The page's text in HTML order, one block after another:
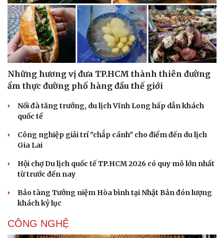
Những hương vị đưa TP.HCM thành thiên đường
ẩm thực đường phố hàng đầu thế giới
Nối đà tăng trưởng, du lịch Vĩnh Long hấp dẫn khách
quốc tế
Công nghiệp giải trí "chắp cánh" cho điểm đến du lịch
Gia Lai
Hội chợ Du lịch quốc tế TP.HCM 2026 có quy mô lớn nhất
từ trước đến nay
Bảo tàng Tưởng niệm Hòa bình tại Nhật Bản đón lượng
khách kỷ lục
CÔNG NGHỆ